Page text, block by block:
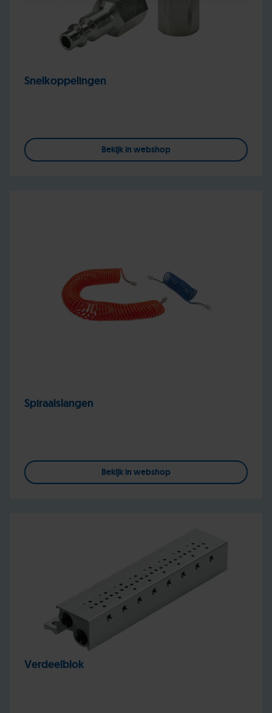
Snelkoppelingen
Bekijk in webshop
Spiraalslangen
Bekijk in webshop
Verdeelblok